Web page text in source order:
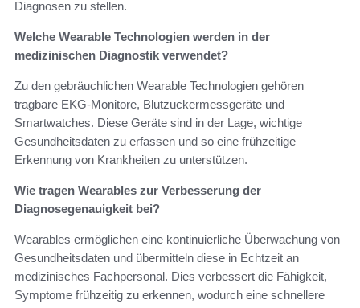
Diagnosen zu stellen.
Welche Wearable Technologien werden in der
medizinischen Diagnostik verwendet?
Zu den gebräuchlichen Wearable Technologien gehören
tragbare EKG-Monitore, Blutzuckermessgeräte und
Smartwatches. Diese Geräte sind in der Lage, wichtige
Gesundheitsdaten zu erfassen und so eine frühzeitige
Erkennung von Krankheiten zu unterstützen.
Wie tragen Wearables zur Verbesserung der
Diagnosegenauigkeit bei?
Wearables ermöglichen eine kontinuierliche Überwachung von
Gesundheitsdaten und übermitteln diese in Echtzeit an
medizinisches Fachpersonal. Dies verbessert die Fähigkeit,
Symptome frühzeitig zu erkennen, wodurch eine schnellere